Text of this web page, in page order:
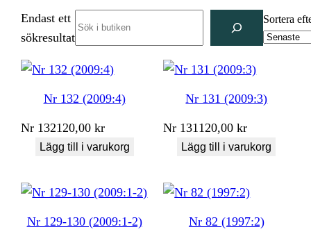
Endast ett
sökresultat
Sortera
Nr 132 (2009:4)
Nr 132120,00kr
Lägg till i varukorg
Nr 131 (2009:3)
Nr 131 120,00kr
Lägg till i varukorg
Nr 129-130 (2009:1-2) Nr 82 (1997:2)